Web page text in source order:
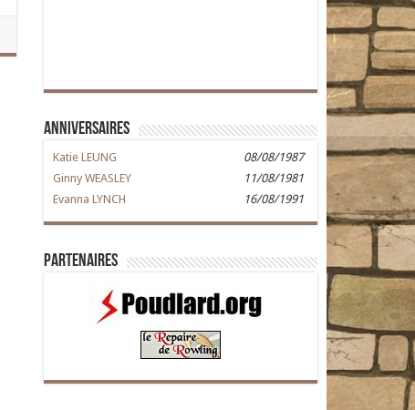
Anniversaires
Katie LEUNG
08/08/1987
Ginny WEASLEY
11/08/1981
Evanna LYNCH
16/08/1991
Partenaires